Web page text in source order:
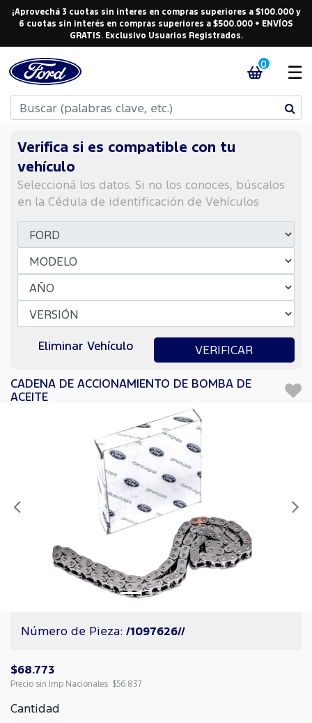
¡Aprovechá 3 cuotas sin interes en compras superiores a $100.000 y
6 cuotas sin interés en compras superiores a $500.000 + ENVÍOS
GRATIS. Exclusivo Usuarios Registrados.
0 ☰
Verifica si es compatible con tu
vehículo
Seleccioná los datos. Si no los conoces, búscalos
en la Cédula de identificación de Vehículos
Eliminar Vehículo VERIFICAR
CADENA DE ACCIONAMIENTO DE BOMBA DE
ACEITE
Anterior
Número de Pieza: /1097626//
$68.773
Precio sin Imp Nacionales: $56.837
Cantidad